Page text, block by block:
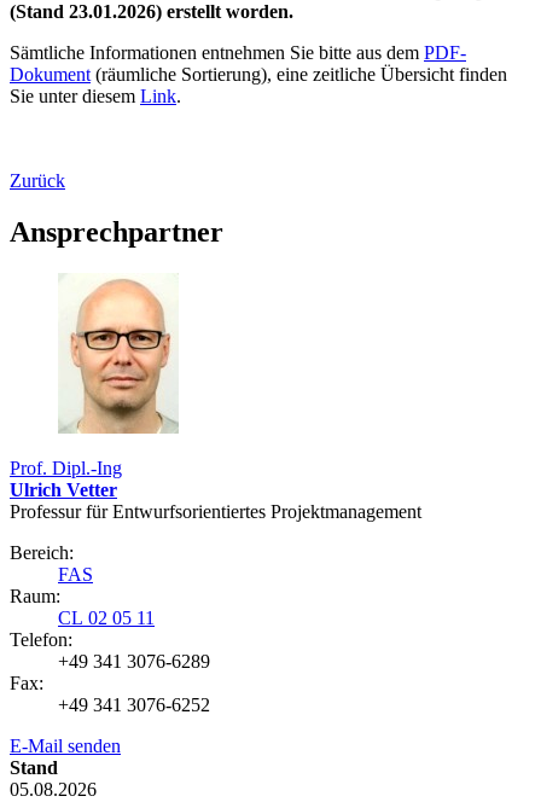
(Stand 23.01.2026) erstellt worden.
Sämtliche Informationen entnehmen Sie bitte aus dem PDF-
Dokument (räumliche Sortierung), eine zeitliche Übersicht finden
Sie unter diesem Link.
Zurück
Ansprechpartner
Prof. Dipl.-Ing
Ulrich Vetter
Professur für Entwurfs­orientiertes Projekt­management
Bereich:
FAS
Raum:
CL 02 05 11
Telefon:
+49 341 3076-6289
Fax:
+49 341 3076-6252
E-Mail senden
Stand
05.08.2026